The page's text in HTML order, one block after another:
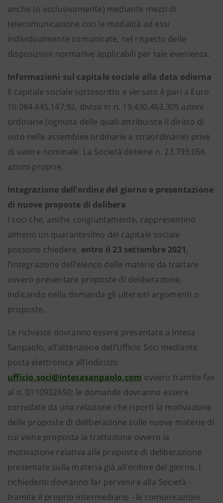
anche (o esclusivamente) mediante mezzi di
telecomunicazione con le modalità ad essi
individualmente comunicate, nel rispetto delle
disposizioni normative applicabili per tale evenienza.
Informazioni sul capitale sociale alla data odierna
Il capitale sociale sottoscritto e versato è pari a Euro
10.084.445.147,92, diviso in n. 19.430.463.305 azioni
ordinarie (ognuna delle quali attribuisce il diritto di
voto nelle assemblee ordinarie e straordinarie) prive
di valore nominale. La Società detiene n. 23.793.056
azioni proprie.
Integrazione dell’ordine del giorno e presentazione
di nuove proposte di delibera
I soci che, anche congiuntamente, rappresentino
almeno un quarantesimo del capitale sociale
possono chiedere, entro il 23 settembre 2021,
l’integrazione dell’elenco delle materie da trattare
ovvero presentare proposte di deliberazione,
indicando nella domanda gli ulteriori argomenti o
proposte.
Le richieste dovranno essere presentate a Intesa
Sanpaolo, all’attenzione dell’Ufficio Soci mediante
posta elettronica all’indirizzo
ufficio.soci@intesasanpaolo.com ovvero tramite fax
al n. 0110932650; le domande dovranno essere
corredate da una relazione che riporti la motivazione
delle proposte di deliberazione sulle nuove materie di
cui viene proposta la trattazione ovvero la
motivazione relativa alle proposte di deliberazione
presentate sulla materia già all’ordine del giorno. I
richiedenti dovranno far pervenire alla Società -
tramite il proprio intermediario - le comunicazioni